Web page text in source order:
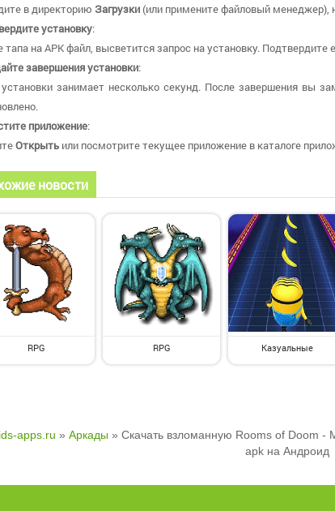
в директорию Загрузки (или примените файловый менеджер),
установку:
тапа на APK файл, высветится запрос на установку. Подтвердите
завершения установки:
занимает несколько секунд. После завершения вы
приложение:
Открыть или посмотрите текущее приложение в каталоге
новости
RPG RPG Казуальные
apps.ru » Аркады » Скачать взломанную Rooms of Doom
apk на Андроид